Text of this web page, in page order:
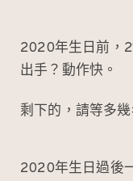
2020年生日前，
出手？動作快。
剩下的，請等多幾
2020年生日過後